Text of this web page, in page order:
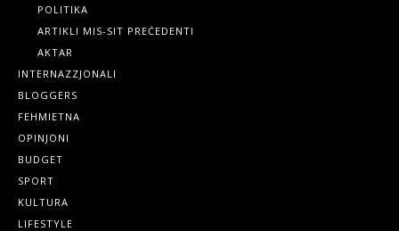
POLITIKA
ARTIKLI MIS-SIT PREĊEDENTI
AKTAR
INTERNAZZJONALI
BLOGGERS
FEHMIETNA
OPINJONI
BUDGET
SPORT
KULTURA
LIFESTYLE